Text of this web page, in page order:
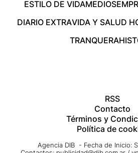
ESTILO DE VIDAMEDIOS
DIARIO EXTRAVIDA Y SALUD
TRANQUERA
RSS
Contacto
Términos y
Política de
Agencia DIB - Fecha de Inicio: